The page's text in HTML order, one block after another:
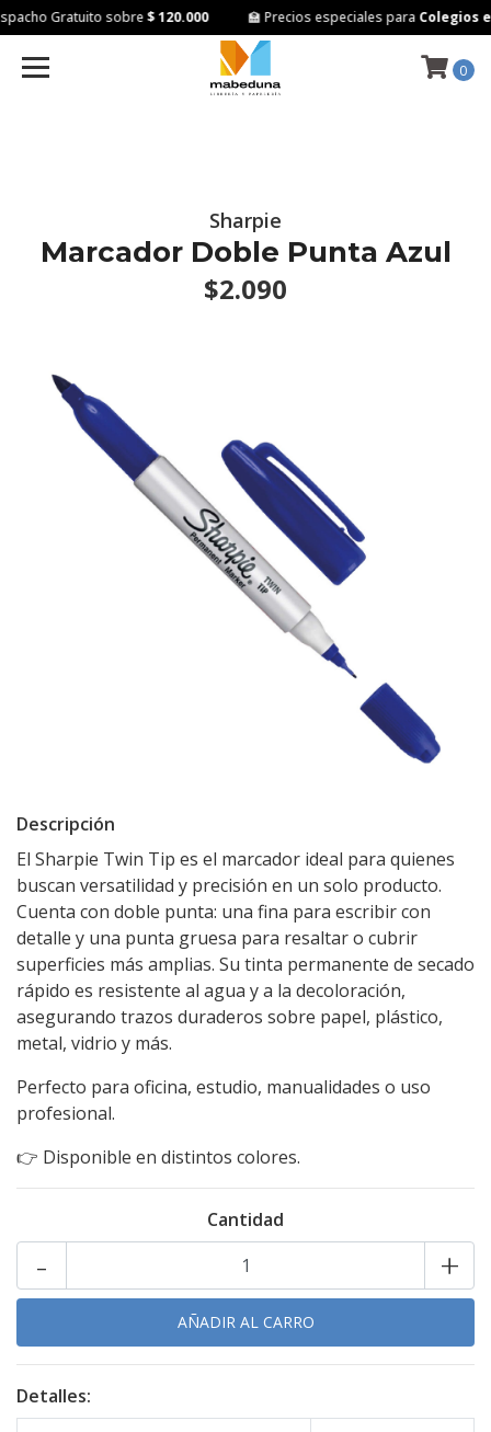
Gratuito sobre$ 120.000 🏫 Precios especiales paraColegios
0
Sharpie
Marcador Doble Punta Azul
$2.090
Descripción
El Sharpie Twin Tip es el marcador ideal para quienes
buscan versatilidad y precisión en un solo producto.
Cuenta con doble punta: una fina para escribir con
detalle y una punta gruesa para resaltar o cubrir
superficies más amplias. Su tinta permanente de secado
rápido es resistente al agua y a la decoloración,
asegurando trazos duraderos sobre papel, plástico,
metal, vidrio y más.
Perfecto para oficina, estudio, manualidades o uso
profesional.
👉 Disponible en distintos colores.
Cantidad
+
-
Detalles: